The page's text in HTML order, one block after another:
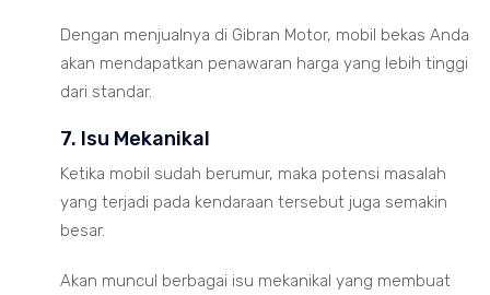
Dengan menjualnya di Gibran Motor, mobil bekas Anda
akan mendapatkan penawaran harga yang lebih tinggi
dari standar.
7. Isu Mekanikal
Ketika mobil sudah berumur, maka potensi masalah
yang terjadi pada kendaraan tersebut juga semakin
besar.
Akan muncul berbagai isu mekanikal yang membuat